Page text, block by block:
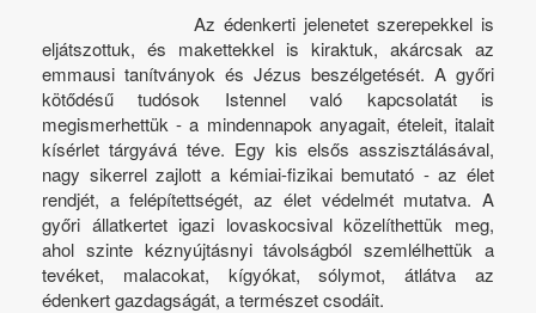
Az édenkerti jelenetet szerepekkel is
eljátszottuk, és makettekkel is kiraktuk, akárcsak az
emmausi tanítványok és Jézus beszélgetését. A győri
kötődésű tudósok Istennel való kapcsolatát is
megismerhettük - a mindennapok anyagait, ételeit, italait
kísérlet tárgyává téve. Egy kis elsős asszisztálásával,
nagy sikerrel zajlott a kémiai-fizikai bemutató - az élet
rendjét, a felépítettségét, az élet védelmét mutatva. A
győri állatkertet igazi lovaskocsival közelíthettük meg,
ahol szinte kéznyújtásnyi távolságból szemlélhettük a
tevéket, malacokat, kígyókat, sólymot, átlátva az
édenkert gazdagságát, a természet csodáit.